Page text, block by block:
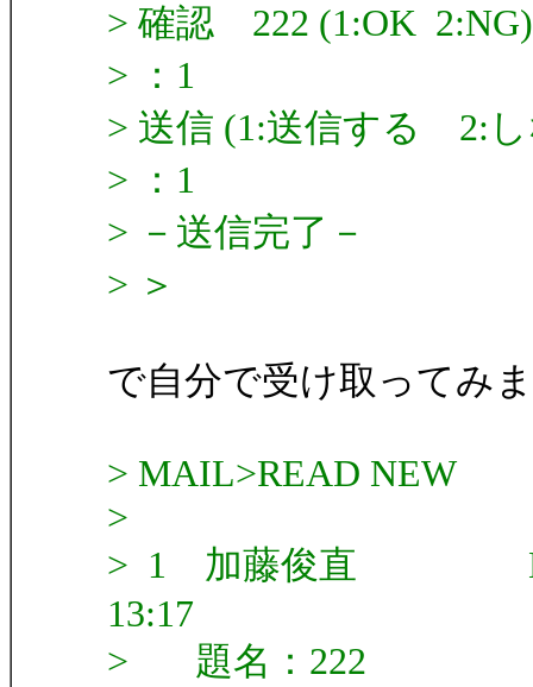
> 確認 222 (1:OK 2:NG)
> ：1
> 送信 (1:送信する 2:
> ：1
> －送信完了－
> ＞
で自分で受け取ってみ
> MAIL>READ NEW
>
> 1 加藤俊直
13:17
> 題名：222